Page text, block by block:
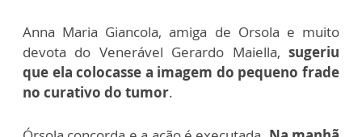
Anna Maria Giancola, amiga de Orsola e muito
devota do Venerável Gerardo Maiella, sugeriu
que ela colocasse a imagem do pequeno frade
no curativo do tumor.